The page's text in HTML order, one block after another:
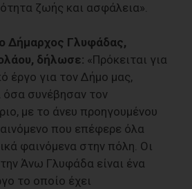
ζωής και ασφάλεια».
ο Δήμαρχος Γλυφάδας,
δήλωσε: «Πρόκειται για
έργο για τον Δήμο μας,
όσα συνέβησαν τον
με το άνευ προηγουμένου
που επέφερε όλα
φαινόμενα στην πόλη. Οι
Άνω Γλυφάδα είναι ένα
το οποίο έχει